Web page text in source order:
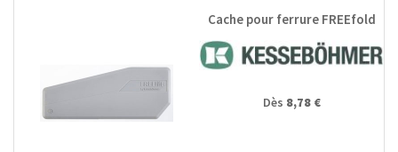
Cache pour ferrure FREEfold
Dès 8,78 €